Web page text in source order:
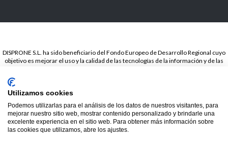
DISPRONE S.L. ha sido beneficiario del Fondo Europeo de Desarrollo Regional cuyo
objetivo es mejorar el uso y la calidad de las tecnologías de la información y de las
página propia.. Esta acción ha tenido lugar en el periodo de TICCámaras 2018. Para
ello ha contado con el apoyo del programa TICCámaras de la Cámara de Barcelona.
Utilizamos cookies
Podemos utilizarlas para el análisis de los datos de nuestros visitantes, para
mejorar nuestro sitio web, mostrar contenido personalizado y brindarle una
excelente experiencia en el sitio web. Para obtener más información sobre
las cookies que utilizamos, abre los ajustes.